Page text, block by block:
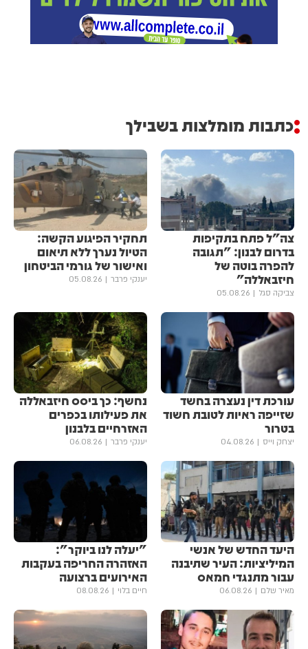
כתבות מומלצות בשבילך
צה"ל פתח בתקיפות
בדרום לבנון: "תגובה
להפרה בוטה של
חיזבאללה"
צביקה סגל 05.08.26
תחקיר הפיגוע הקשה:
הטיול נערך ללא תיאום
ואישור של גורמי הביטחון
יענקי פרבר 05.08.26
עורכת דין נעצרה בחשד
שזייפה ראיות לטובת חשוד
בטרור
יצחק וייס 04.08.26
נחשף: כך ביסס חיזבאללה
את פעילותו בכפרים
האזרחיים בלבנון
יענקי פרבר 06.08.26
היעד החדש של אנשי
המיליציות: העיר שתיבנה
עבור מתנגדי חמאס
מאיר שלם 06.08.26
"יעלה לנו ביוקר":
האזהרה החריפה בעקבות
האירועים ברצועה
חיים בלוי 08.08.26